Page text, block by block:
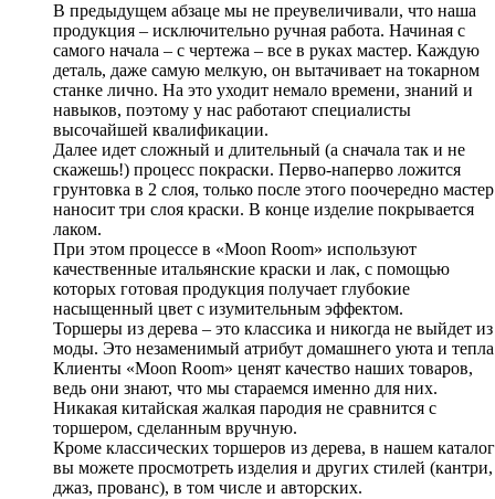
В предыдущем абзаце мы не преувеличивали, что наша
продукция – исключительно ручная работа. Начиная с
самого начала – с чертежа – все в руках мастер. Каждую
деталь, даже самую мелкую, он вытачивает на токарном
станке лично. На это уходит немало времени, знаний и
навыков, поэтому у нас работают специалисты
высочайшей квалификации.
Далее идет сложный и длительный (а сначала так и не
скажешь!) процесс покраски. Перво-наперво ложится
грунтовка в 2 слоя, только после этого поочередно мастер
наносит три слоя краски. В конце изделие покрывается
лаком.
При этом процессе в «Moon Room» используют
качественные итальянские краски и лак, с помощью
которых готовая продукция получает глубокие
насыщенный цвет с изумительным эффектом.
Торшеры из дерева – это классика и никогда не выйдет из
моды. Это незаменимый атрибут домашнего уюта и
Клиенты «Moon Room» ценят качество наших товаров,
ведь они знают, что мы стараемся именно для них.
Никакая китайская жалкая пародия не сравнится с
торшером, сделанным вручную.
Кроме классических торшеров из дерева, в нашем
вы можете просмотреть изделия и других стилей (кантри,
джаз, прованс), в том числе и авторских.